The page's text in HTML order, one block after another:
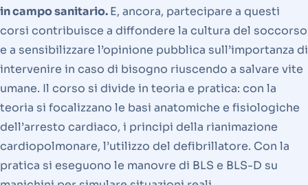
in campo sanitario.E, ancora, partecipare a questi
corsi contribuisce a diffondere la cultura del soccorso
e a sensibilizzare l’opinione pubblica sull’importanza di
intervenire in caso di bisogno riuscendo a salvare vite
umane. Il corso si divide in teoria e pratica: con la
teoria si focalizzano le basi anatomiche e fisiologiche
dell’arresto cardiaco, i principi della rianimazione
cardiopolmonare, l’utilizzo del defibrillatore. Con la
pratica si eseguono le manovre di BLS e BLS-D su